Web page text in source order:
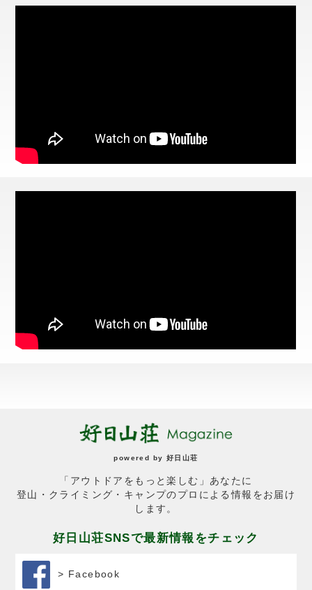
powered by 好日山荘
「アウトドアをもっと楽しむ」あなたに
登山・クライミング・キャンプのプロによる情報をお届け
します。
好日山荘SNSで最新情報をチェック
> Facebook